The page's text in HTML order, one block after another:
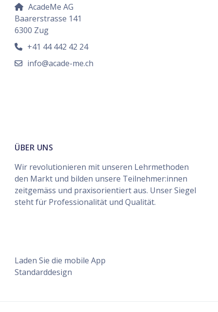
AcadeMe AG
Baarerstrasse 141
6300 Zug
+41 44 442 42 24
info@acade-me.ch
ÜBER UNS
Wir revolutionieren mit unseren Lehrmethoden
den Markt und bilden unsere Teilnehmer:innen
zeitgemäss und praxisorientiert aus. Unser Siegel
steht für Professionalität und Qualität.
Laden Sie die mobile App
Standarddesign